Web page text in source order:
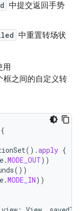
中提交返回手势
中重置转场状
用
框之间的自定义转
{
().apply {
.MODE_OUT))
())
.MODE_IN))